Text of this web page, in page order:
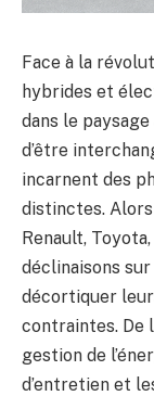
Face à la
hybrides et
dans le
d’être
incarnent des
distinctes.
Renault,
déclinaisons
décortiquer
contraintes. De
gestion de
d’entretien et